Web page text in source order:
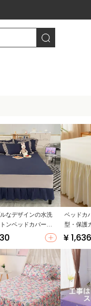
ドア用品
なデザインの水洗
ンベッドカバー
・花柄・防滑・防
ベッドカ
型・保護
混】
¥ 1,636